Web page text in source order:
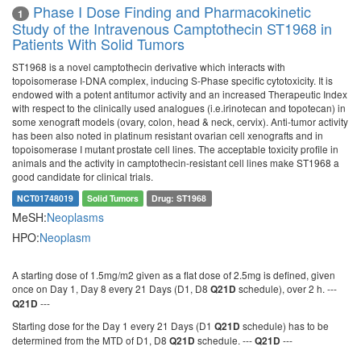
1
Phase I Dose Finding and Pharmacokinetic
Study of the Intravenous Camptothecin ST1968 in
Patients With Solid Tumors
ST1968 is a novel camptothecin derivative which interacts with
topoisomerase I-DNA complex, inducing S-Phase specific cytotoxicity. It is
endowed with a potent antitumor activity and an increased Therapeutic Index
with respect to the clinically used analogues (i.e.irinotecan and topotecan) in
some xenograft models (ovary, colon, head & neck, cervix). Anti-tumor activity
has been also noted in platinum resistant ovarian cell xenografts and in
topoisomerase I mutant prostate cell lines. The acceptable toxicity profile in
animals and the activity in camptothecin-resistant cell lines make ST1968 a
good candidate for clinical trials.
NCT01748019 Solid Tumors Drug: ST1968
MeSH:Neoplasms
HPO:Neoplasm
A starting dose of 1.5mg/m2 given as a flat dose of 2.5mg is defined, given
once on Day 1, Day 8 every 21 Days (D1, D8 Q21D schedule), over 2 h. ---
Q21D ---
Starting dose for the Day 1 every 21 Days (D1 Q21D schedule) has to be
determined from the MTD of D1, D8 Q21D schedule. ---Q21D ---